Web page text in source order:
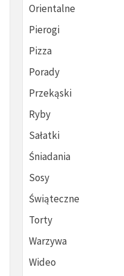
Orientalne
Pierogi
Pizza
Porady
Przekąski
Ryby
Sałatki
Śniadania
Sosy
Świąteczne
Torty
Warzywa
Wideo